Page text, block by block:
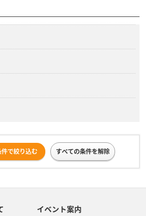
で絞り込む すべての条件を解除
イベント案内